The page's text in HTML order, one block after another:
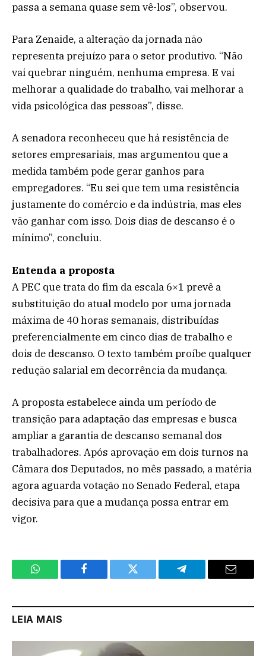
passa a semana quase sem vê-los”, observou.
Para Zenaide, a alteração da jornada não
representa prejuízo para o setor produtivo. “Não
vai quebrar ninguém, nenhuma empresa. E vai
melhorar a qualidade do trabalho, vai melhorar a
vida psicológica das pessoas”, disse.
A senadora reconheceu que há resistência de
setores empresariais, mas argumentou que a
medida também pode gerar ganhos para
empregadores. “Eu sei que tem uma resistência
justamente do comércio e da indústria, mas eles
vão ganhar com isso. Dois dias de descanso é o
mínimo”, concluiu.
Entenda a proposta
A PEC que trata do fim da escala 6×1 prevê a
substituição do atual modelo por uma jornada
máxima de 40 horas semanais, distribuídas
preferencialmente em cinco dias de trabalho e
dois de descanso. O texto também proíbe qualquer
redução salarial em decorrência da mudança.
A proposta estabelece ainda um período de
transição para adaptação das empresas e busca
ampliar a garantia de descanso semanal dos
trabalhadores. Após aprovação em dois turnos na
Câmara dos Deputados, no mês passado, a matéria
agora aguarda votação no Senado Federal, etapa
decisiva para que a mudança possa entrar em
vigor.
WhatsApp Facebook Twitter Telegram Email
LEIA MAIS